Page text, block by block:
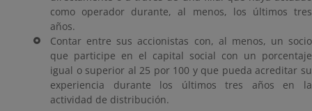
como operador durante, al menos, los últimos tres
años.
Contar entre sus accionistas con, al menos, un socio
que participe en el capital social con un porcentaje
igual o superior al 25 por 100 y que pueda acreditar su
experiencia durante los últimos tres años en la
actividad de distribución.